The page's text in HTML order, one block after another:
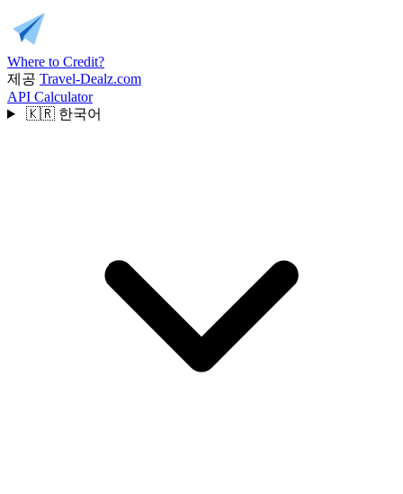
Where to Credit?
제공 Travel-Dealz.com
API Calculator
🇰🇷 한국어